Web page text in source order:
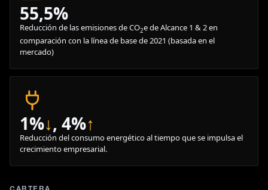
55,5%
Reducción de las emisiones de CO2e de Alcance 1 & 2 en
comparación con la línea de base de 2021 (basada en el
mercado)
1%↓, 4%↑
Reducción del consumo energético al tiempo que se impulsa el
crecimiento empresarial.